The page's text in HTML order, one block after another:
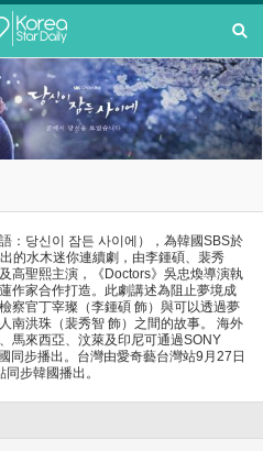
：당신이 잠든 사이에），為韓國SBS於
的水木迷你連續劇，由李鍾碩、裴秀
高聖熙主演，《Doctors》吳忠煥導演執
作家合作打造。此劇講述為阻止夢境成
察官丁宰璨（李鍾碩 飾）與可以透過夢
南洪珠（裴秀智 飾）之間的故事。 海外
馬來西亞、汶萊及印尼可通過SONY
同步播出。台灣由愛奇藝台灣站9月27日
步韓國播出。